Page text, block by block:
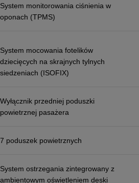
System monitorowania ciśnienia w
oponach (TPMS)
System mocowania fotelików
dziecięcych na skrajnych tylnych
siedzeniach (ISOFIX)
Wyłącznik przedniej poduszki
powietrznej pasażera
7 poduszek powietrznych
System ostrzegania zintegrowany z
ambientowym oświetleniem deski